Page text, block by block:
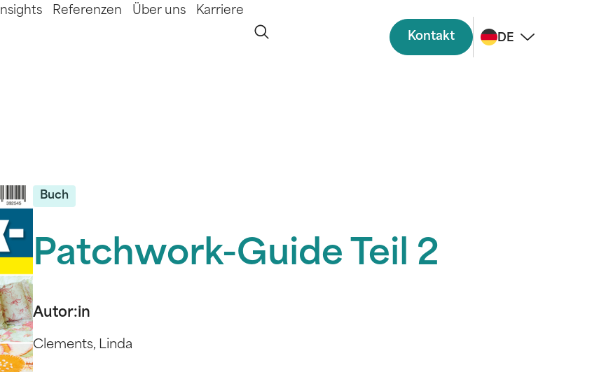
Insights Referenzen Über uns Karriere
Kontakt DE
Buch
Patchwork-Guide Teil 2
Autor:in
Clements, Linda